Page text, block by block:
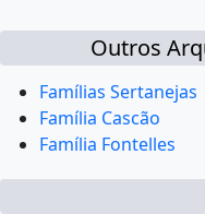
Outros
Famílias Sertanejas
Família Cascão
Família Fontelles